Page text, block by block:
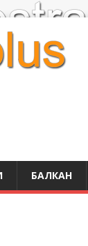
БАЛКАН